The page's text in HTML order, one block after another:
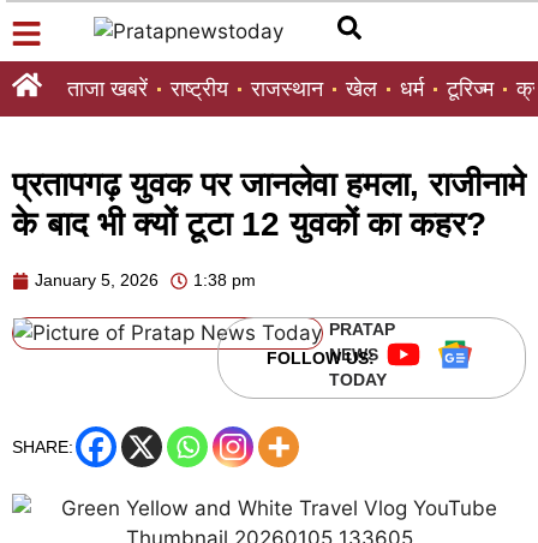
ताजा खबरें राष्ट्रीय राजस्थान खेल धर्म टूरिज्म
प्रतापगढ़ युवक पर जानलेवा हमला, राजीनामे
के बाद भी क्यों टूटा 12 युवकों का कहर?
January 5, 2026 1:38 pm
PRATAP
NEWS
TODAY
FOLLOW US:
SHARE: